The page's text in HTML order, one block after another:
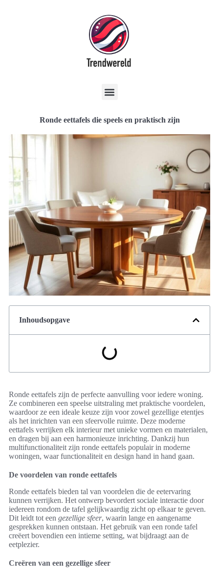
Ronde eettafels die speels en praktisch zijn
Inhoudsopgave
Ronde eettafels zijn de perfecte aanvulling voor iedere woning.
Ze combineren een speelse uitstraling met praktische voordelen,
waardoor ze een ideale keuze zijn voor zowel gezellige etentjes
als het inrichten van een sfeervolle ruimte. Deze moderne
eettafels verrijken elk interieur met unieke vormen en materialen,
en dragen bij aan een harmonieuze inrichting. Dankzij hun
multifunctionaliteit zijn ronde eettafels populair in moderne
woningen, waar functionaliteit en design hand in hand gaan.
De voordelen van ronde eettafels
Ronde eettafels bieden tal van voordelen die de eetervaring
kunnen verrijken. Het ontwerp bevordert sociale interactie door
iedereen rondom de tafel gelijkwaardig zicht op elkaar te geven.
Dit leidt tot een gezellige sfeer, waarin lange en aangename
gesprekken kunnen ontstaan. Het gebruik van een ronde tafel
creëert bovendien een intieme setting, wat bijdraagt aan de
eetplezier.
Creëren van een gezellige sfeer